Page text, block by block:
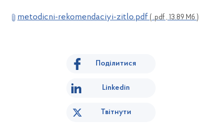
metodicni-rekomendaciyi-zitlo.pdf ( .pdf , 13.89 Мб )
Поділитися
Linkedin
Твітнути